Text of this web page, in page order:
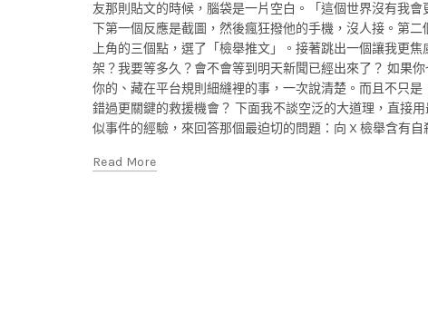
友那則貼文的時候，腦袋是一片空白。「這個世界沒有我
下第一個反應是截圖，然後瘋狂撥他的手機，沒人接。第
上角的三個點，選了「檢舉推文」。接著跳出一個讓我更
架？我要等多久？會不會等到明天新聞已經出來了？ 如果
你的、藏在平台規則細縫裡的事，一次說清楚。而且不只
錯過更關鍵的救援機會？ 下面我不談空泛的大道理，直接
似事件的經驗，來回答那個最迫切的問題：向 X 檢舉含有
Read More